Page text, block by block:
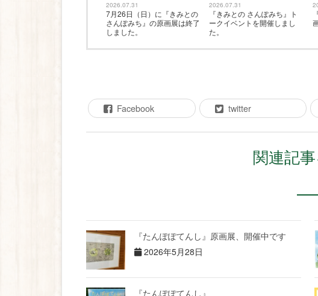
2026.07.31
7月26日（日）に『きみとの
さんぽみち』の原画展は終了
しました。
2026.07.31
『きみとの さんぽみち』ト
ークイベントを開催しまし
た。
Facebook twitter
関連記
『たんぽぽてんし』原画展、開催中です
2026年5月28日
『たんぽぽてんし』